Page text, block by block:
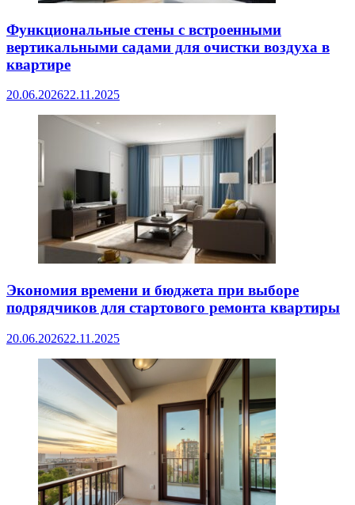
Функциональные стены с встроенными
вертикальными садами для очистки воздуха в
квартире
20.06.202622.11.2025
Экономия времени и бюджета при выборе
подрядчиков для стартового ремонта квартиры
20.06.202622.11.2025